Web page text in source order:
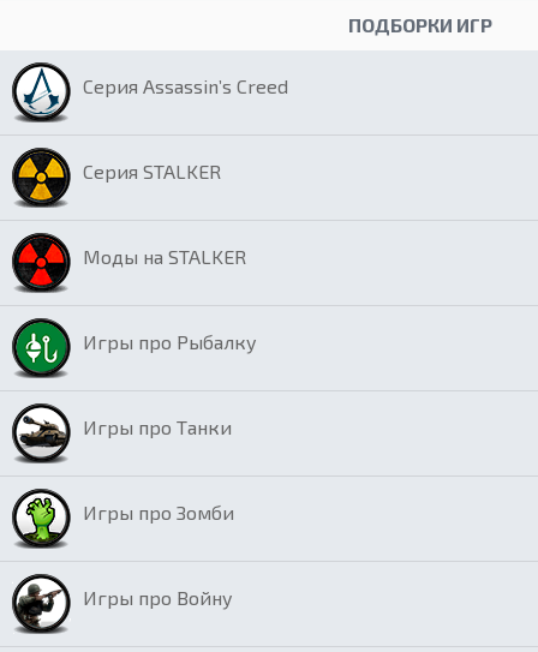
ПОДБОРКИ ИГР
Серия Assassin’s Creed
Серия STALKER
Моды на STALKER
Игры про Рыбалку
Игры про Танки
Игры про Зомби
Игры про Войну